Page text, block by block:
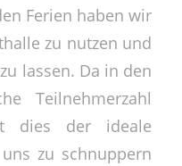
Ferien haben wir
zu nutzen und
lassen. Da in den
Teilnehmerzahl
dies der ideale
zu schnuppern